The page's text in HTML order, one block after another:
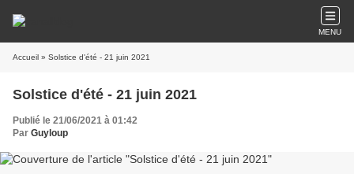
MENU
Accueil » Solstice d'été - 21 juin 2021
Solstice d'été - 21 juin 2021
Publié le 21/06/2021 à 01:42
Par Guyloup